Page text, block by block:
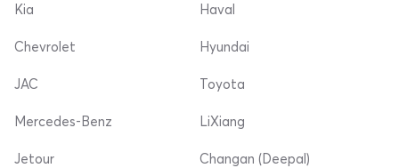
Kia
Chevrolet
Haval
Hyundai
JAC
Mercedes-Benz
Jetour
Toyota
LiXiang
Changan (Deepal)